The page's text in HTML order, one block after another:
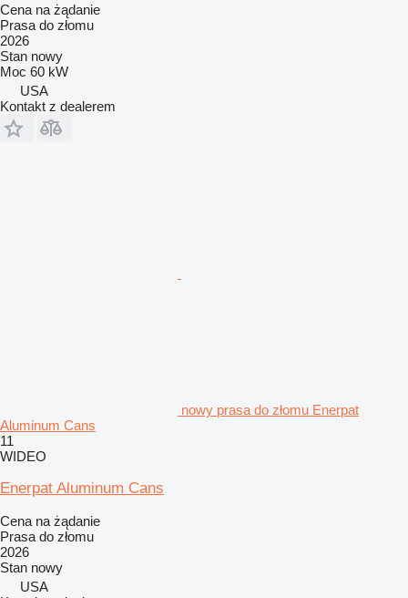
Cena na żądanie
Prasa do złomu
2026
Stan nowy
Moc 60 kW
USA
Kontakt z dealerem
nowy prasa do złomu Enerpat
Aluminum Cans
11
WIDEO
Enerpat Aluminum Cans
Cena na żądanie
Prasa do złomu
2026
Stan nowy
USA